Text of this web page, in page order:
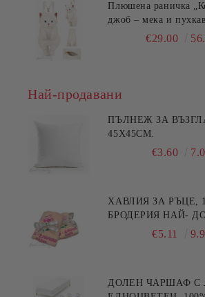
Плюшена раничка
джоб – мека и
€29.00
Най-продавани
ПЪЛНЕЖ ЗА
45X45СМ.
€3.60
ХАВЛИЯ ЗА РЪЦЕ,
БРОДЕРИЯ НАЙ-
МАЙКА/БАБА ,
€5.11
ДОЛЕН ЧАРШАФ С